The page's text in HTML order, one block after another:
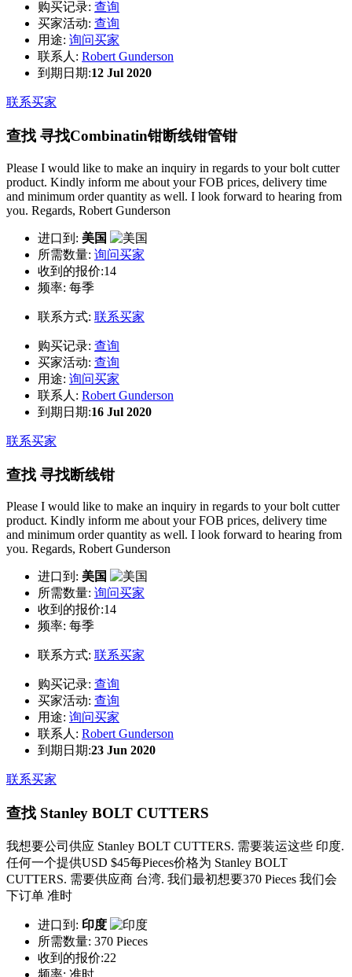
购买记录: 查询
买家活动: 查询
用途: 询问买家
联系人: Robert Gunderson
到期日期:12 Jul 2020
联系买家
查找 寻找Combinatin钳断线钳管钳
Please I would like to make an inquiry in regards to your bolt cutter
product. Kindly inform me about your FOB prices, delivery time
and minimum order quantity as well. I look forward to hearing from
you. Regards, Robert Gunderson
进口到: 美国
所需数量: 询问买家
收到的报价:14
频率: 每季
联系方式: 联系买家
购买记录: 查询
买家活动: 查询
用途: 询问买家
联系人: Robert Gunderson
到期日期:16 Jul 2020
联系买家
查找 寻找断线钳
Please I would like to make an inquiry in regards to your bolt cutter
product. Kindly inform me about your FOB prices, delivery time
and minimum order quantity as well. I look forward to hearing from
you. Regards, Robert Gunderson
进口到: 美国
所需数量: 询问买家
收到的报价:14
频率: 每季
联系方式: 联系买家
购买记录: 查询
买家活动: 查询
用途: 询问买家
联系人: Robert Gunderson
到期日期:23 Jun 2020
联系买家
查找 Stanley BOLT CUTTERS
我想要公司供应 Stanley BOLT CUTTERS. 需要装运这些 印度.
任何一个提供USD $45每Pieces价格为 Stanley BOLT
CUTTERS. 需要供应商 台湾. 我们最初想要370 Pieces 我们会
下订单 准时
进口到: 印度
所需数量: 370 Pieces
收到的报价:22
频率: 准时